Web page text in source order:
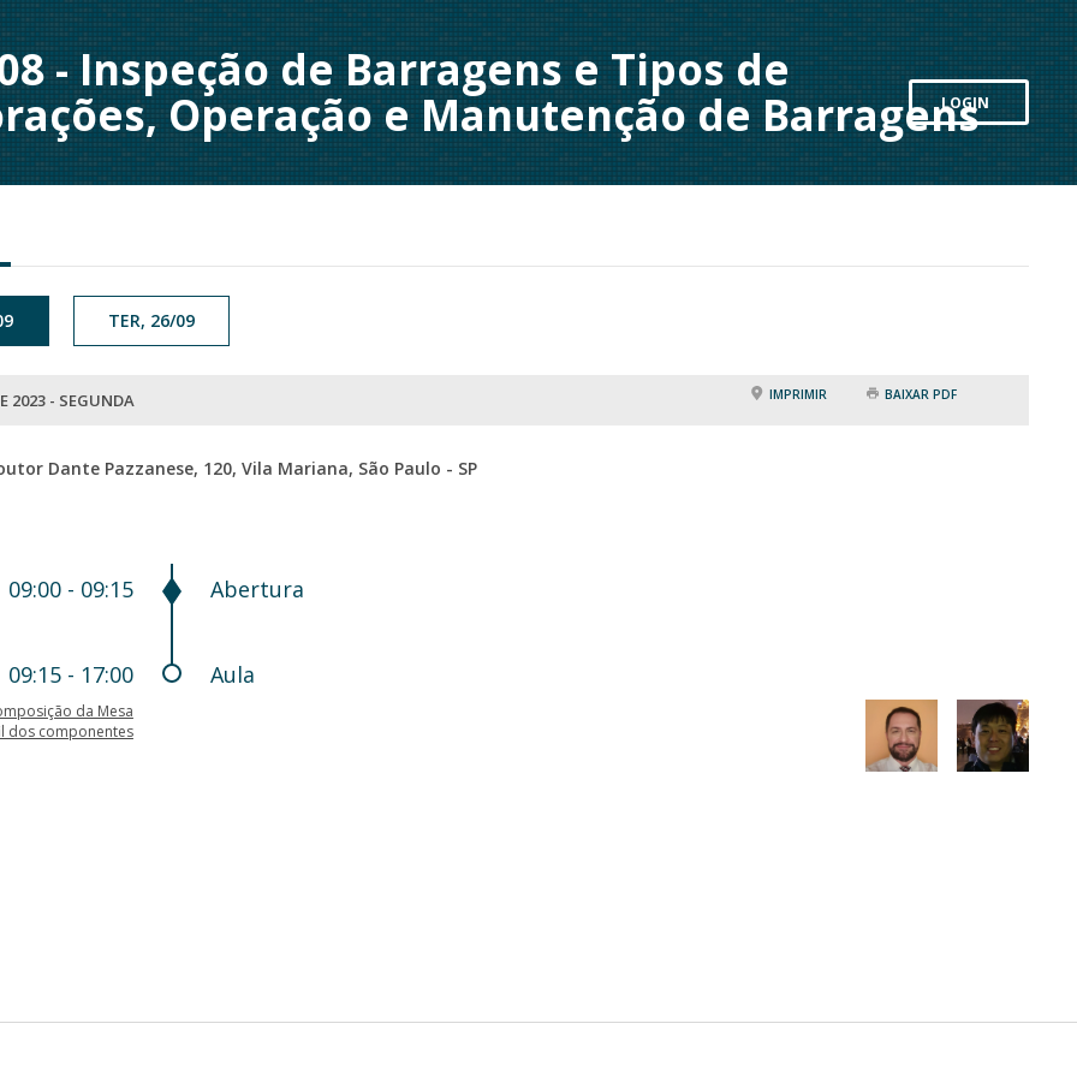
08 - Inspeção de Barragens e Tipos de
Operação e Manutenção de Barragens
LOGIN
TER, 26/09
2023 - SEGUNDA IMPRIMIR BAIXAR PDF
Dante Pazzanese, 120, Vila Mariana, São Paulo - SP
09:00 - 09:15 Abertura
09:15 - 17:00
da Mesa
dos componentes
Aula